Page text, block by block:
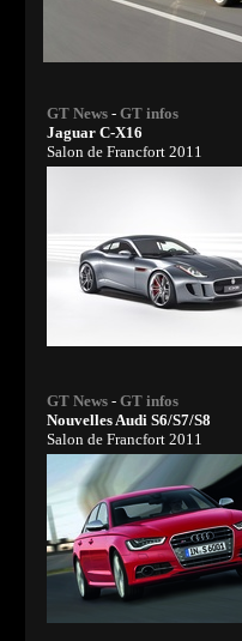
GT News - GT infos
Jaguar C-X16
Salon de Francfort 2011
GT News - GT infos
Nouvelles Audi S6/S7/S8
Salon de Francfort 2011